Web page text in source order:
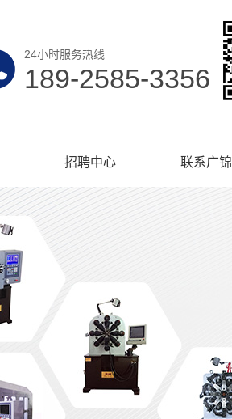
24小时服务热线
189-2585-3356
招聘中心 联系广锦